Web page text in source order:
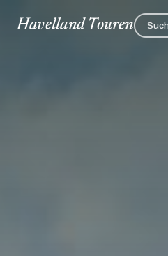
Havelland Touren